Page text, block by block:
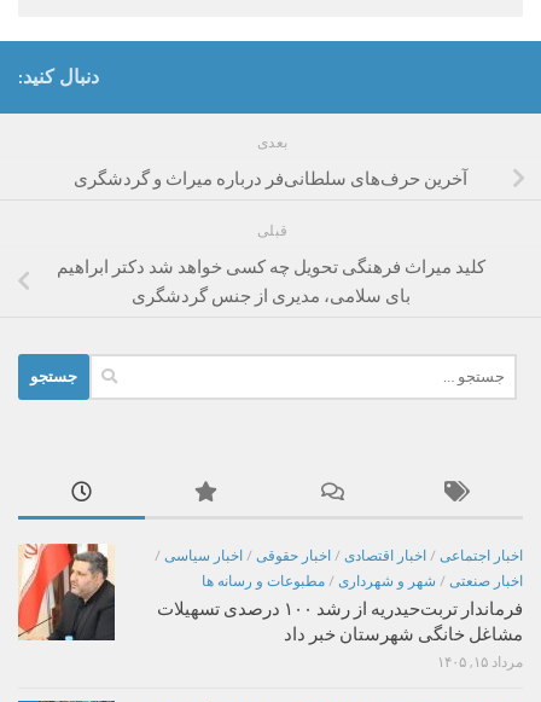
دنبال کنید:
بعدی
آخرین حرف‌های سلطانی‌فر درباره میراث و گردشگری
قبلی
کلید میراث فرهنگی تحویل چه کسی خواهد شد دکتر ابراهیم
بای سلامی، مدیری از جنس گردشگری
برای:
اخبار اجتماعی / اخبار اقتصادی / اخبار حقوقی / اخبار سیاسی /
اخبار صنعتی / شهر و شهرداری / مطبوعات و رسانه ها
فرماندار تربت‌حیدریه از رشد ۱۰۰ درصدی تسهیلات
مشاغل خانگی شهرستان خبر داد
مرداد ۱۵, ۱۴۰۵